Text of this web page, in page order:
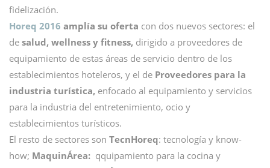
fidelización.
Horeq 2016 amplía su oferta con dos nuevos sectores: el
de salud, wellness y fitness, dirigido a proveedores de
equipamiento de estas áreas de servicio dentro de los
establecimientos hoteleros, y el de Proveedores para la
industria turística, enfocado al equipamiento y servicios
para la industria del entretenimiento, ocio y
establecimientos turísticos.
El resto de sectores son TecnHoreq: tecnología y know-
how; MaquinÁrea: qquipamiento para la cocina y